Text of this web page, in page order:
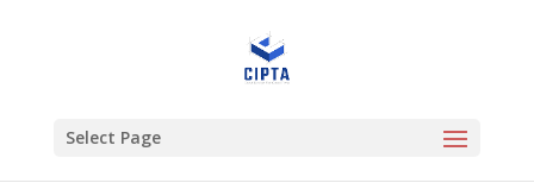
Select Page